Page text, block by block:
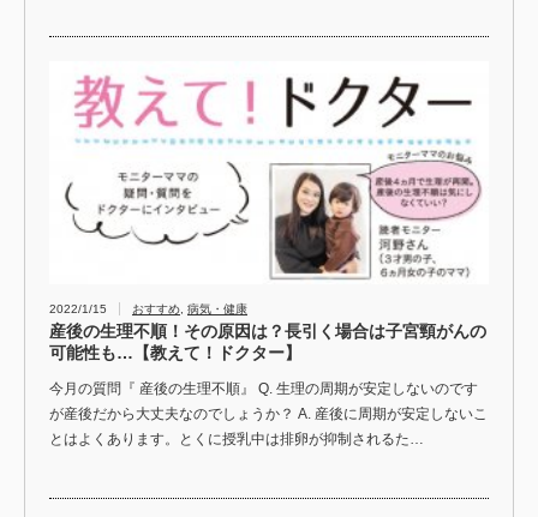
2022/1/15 おすすめ 病気・健康
産後の生理不順！その原因は？長引く場合は子宮頸がんの
可能性も…【教えて！ドクター】
今月の質問『 産後の生理不順』 Q. 生理の周期が安定しないのです
が産後だから大丈夫なのでしょうか？ A. 産後に周期が安定しないこ
とはよくあります。とくに授乳中は排卵が抑制されるた…